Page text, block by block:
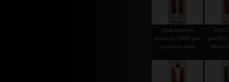
stola bicolore
intreccio 100% pol.
col.rosso viola
stola
olivo